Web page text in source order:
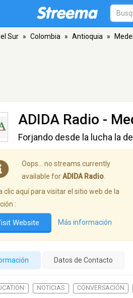
Sur » Colombia » Antioquia »
ADIDA Radio -
Forjando desde la lucha la
Oops… no streams currently
available forADIDA Radio
clic aquí para visitar el sitio web de la
:
Website Más información
Datos de Contacto
NOTICIAS CONVERSACIÓN